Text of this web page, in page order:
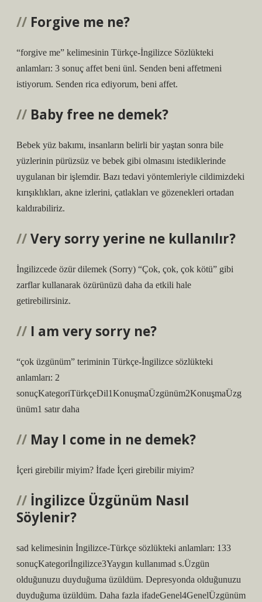
Forgive me ne?
“forgive me” kelimesinin Türkçe-İngilizce Sözlükteki
anlamları: 3 sonuç affet beni ünl. Senden beni affetmeni
istiyorum. Senden rica ediyorum, beni affet.
Baby free ne demek?
Bebek yüz bakımı, insanların belirli bir yaştan sonra bile
yüzlerinin pürüzsüz ve bebek gibi olmasını istediklerinde
uygulanan bir işlemdir. Bazı tedavi yöntemleriyle cildimizdeki
kırışıklıkları, akne izlerini, çatlakları ve gözenekleri ortadan
kaldırabiliriz.
Very sorry yerine ne kullanılır?
İngilizcede özür dilemek (Sorry) “Çok, çok, çok kötü” gibi
zarflar kullanarak özürünüzü daha da etkili hale
getirebilirsiniz.
I am very sorry ne?
“çok üzgünüm” teriminin Türkçe-İngilizce sözlükteki
anlamları: 2
sonuçKategoriTürkçeDil1KonuşmaÜzgünüm2KonuşmaÜzg
ünüm1 satır daha
May I come in ne demek?
İçeri girebilir miyim? İfade İçeri girebilir miyim?
İngilizce Üzgünüm Nasıl
Söylenir?
sad kelimesinin İngilizce-Türkçe sözlükteki anlamları: 133
sonuçKategoriİngilizce3Yaygın kullanımad s.Üzgün ​​
olduğunuzu duyduğuma üzüldüm. Depresyonda olduğunuzu
duyduğuma üzüldüm. Daha fazla ifadeGenel4GenelÜzgünüm